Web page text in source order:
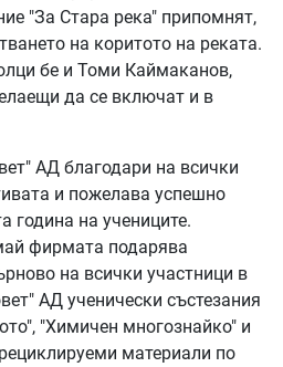
"За Стара река" припомнят,
на коритото на реката.
бе и Томи Каймаканов,
да се включат и в
АД благодари на всички
и пожелава успешно
година на учениците.
фирмата подарява
на всички участници в
АД ученически състезания
"Химичен многознайко" и
материали по